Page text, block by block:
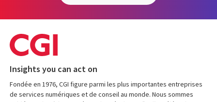
Insights you can act on
Fondée en 1976, CGI figure parmi les plus importantes entreprises
de services numériques et de conseil au monde. Nous sommes